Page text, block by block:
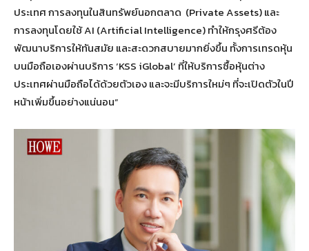
ประเทศ การลงทุนในสินทรัพย์นอกตลาด (Private Assets) และ
การลงทุนโดยใช้ AI (Artificial Intelligence) ทำให้กรุงศรีต้อง
พัฒนาบริการให้ทันสมัย และสะดวกสบายมากยิ่งขึ้น ทั้งการเทรดหุ้น
บนมือถือเองผ่านบริการ ‘KSS iGlobal’ ที่ให้บริการซื้อหุ้นต่าง
ประเทศผ่านมือถือได้ด้วยตัวเอง และจะมีบริการใหม่ๆ ที่จะเปิดตัวในปี
หน้าเพิ่มขึ้นอย่างแน่นอน”